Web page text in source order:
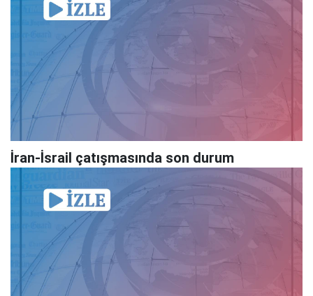
İran-İsrail çatışmasında son durum